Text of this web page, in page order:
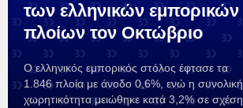
των ελληνικών εμπορικών
πλοίων τον Οκτώβριο
Ο ελληνικός εμπορικός στόλος έφτασε τα
1.846 πλοία με άνοδο 0,6%, ενώ η συνολική
χωρητικότητα μειώθηκε κατά 3,2% σε σχέση